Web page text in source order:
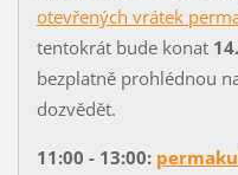
otevřených vrátek
tentokrát bude konat
bezplatně prohlédnou
dozvědět.
11:00 - 13:00: